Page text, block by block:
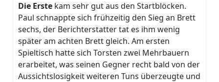
Die Erste kam sehr gut aus den Startblöcken.
Paul schnappte sich frühzeitig den Sieg an Brett
sechs, der Berichterstatter tat es ihm wenig
später am achten Brett gleich. Am ersten
Spieltisch hatte sich Torsten zwei Mehrbauern
erarbeitet, was seinen Gegner recht bald von der
Aussichtslosigkeit weiteren Tuns überzeugte und